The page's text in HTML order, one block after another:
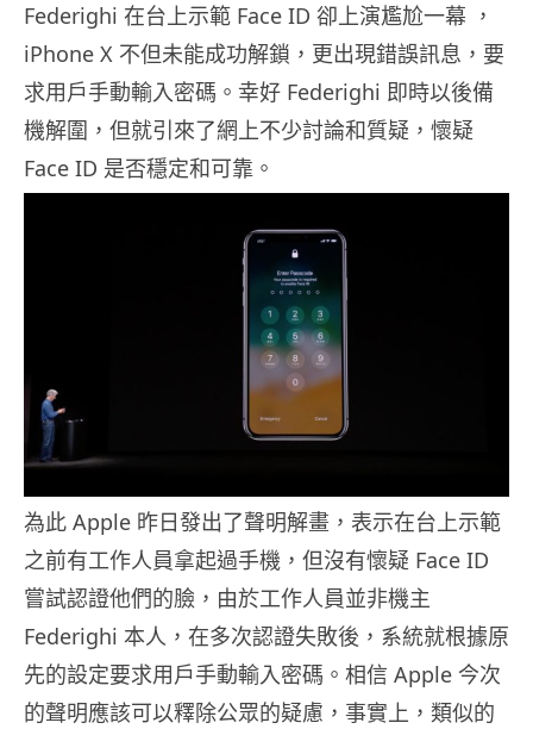
Federighi 在台上示範 Face ID 卻上演尷尬一幕 ，
iPhone X 不但未能成功解鎖，更出現錯誤訊息，要
求用戶手動輸入密碼。幸好 Federighi 即時以後備
機解圍，但就引來了網上不少討論和質疑，懷疑
Face ID 是否穩定和可靠。
為此 Apple 昨日發出了聲明解畫，表示在台上示範
之前有工作人員拿起過手機，但沒有懷疑 Face ID
嘗試認證他們的臉，由於工作人員並非機主
Federighi 本人，在多次認證失敗後，系統就根據原
先的設定要求用戶手動輸入密碼。相信 Apple 今次
的聲明應該可以釋除公眾的疑慮，事實上，類似的